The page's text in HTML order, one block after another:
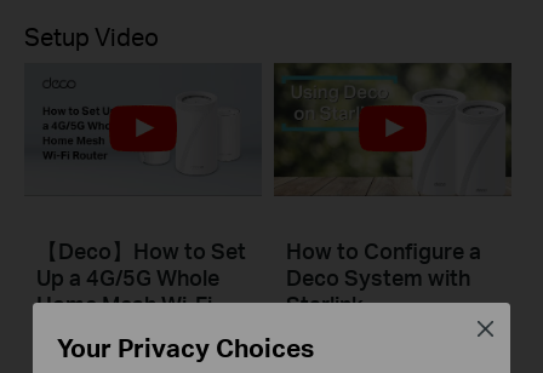
Setup Video
【Deco】How to Set
Up a 4G/5G Whole
Home Mesh Wi-Fi
X50-5G as Example)
How to Configure a
Deco System with
Starlink
Your Privacy Choices
Close